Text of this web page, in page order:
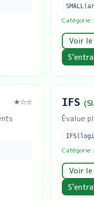
Voir
★☆☆ IFS (
Évalue
Voir